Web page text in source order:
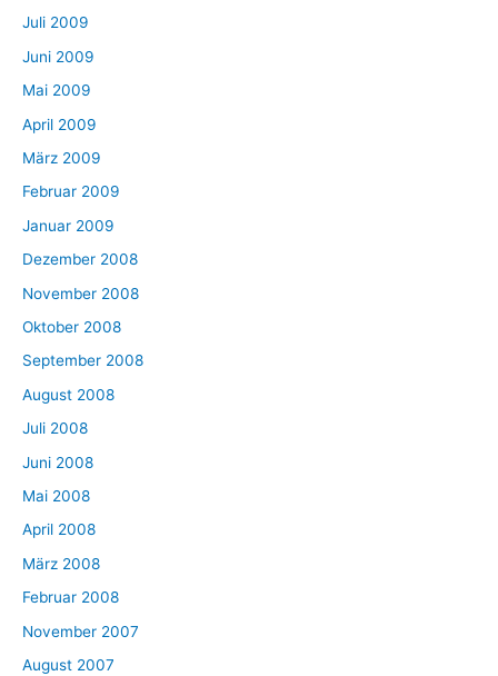
Juli 2009
Juni 2009
Mai 2009
April 2009
März 2009
Februar 2009
Januar 2009
Dezember 2008
November 2008
Oktober 2008
September 2008
August 2008
Juli 2008
Juni 2008
Mai 2008
April 2008
März 2008
Februar 2008
November 2007
August 2007